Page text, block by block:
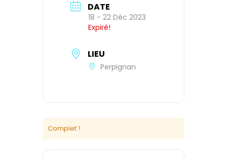
DATE
18 - 22 Déc 2023
Expiré!
LIEU
Perpignan
Complet !